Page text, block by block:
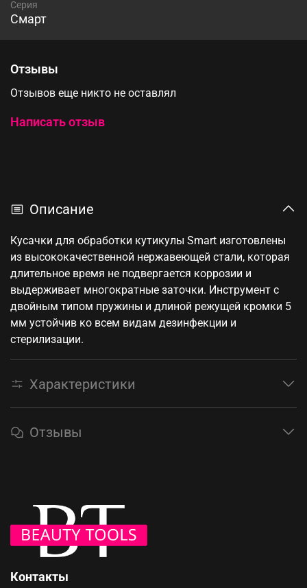
Серия
Смарт
Отзывы
Отзывов еще никто не оставлял
Написать отзыв
Описание
Кусачки для обработки кутикулы Smart изготовлены
из высококачественной нержавеющей стали, которая
длительное время не подвергается коррозии и
выдерживает многократные заточки. Инструмент с
двойным типом пружины и длиной режущей кромки 5
мм устойчив ко всем видам дезинфекции и
стерилизации.
Характеристики
Отзывы
Контакты